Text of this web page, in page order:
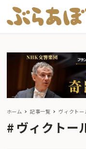
ホーム 記事一覧 ヴィクト
ヴィクトー